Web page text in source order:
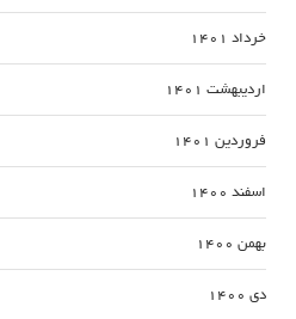
خرداد 1401
اردیبهشت 1401
فروردین 1401
اسفند 1400
بهمن 1400
دی 1400